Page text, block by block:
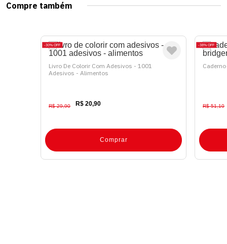
Compre também
30% OFF
Livro De Colorir Com Adesivos - 1001
Adesivos - Alimentos
R$ 29,90 R$ 20,90
Comprar
38% OFF
R$ 51,10